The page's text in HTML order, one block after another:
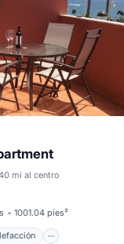
mi al centro
1001.04 pies²
Calefacción